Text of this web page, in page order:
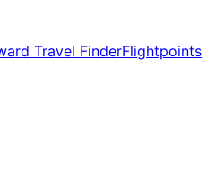
Travel FinderFlightpoints